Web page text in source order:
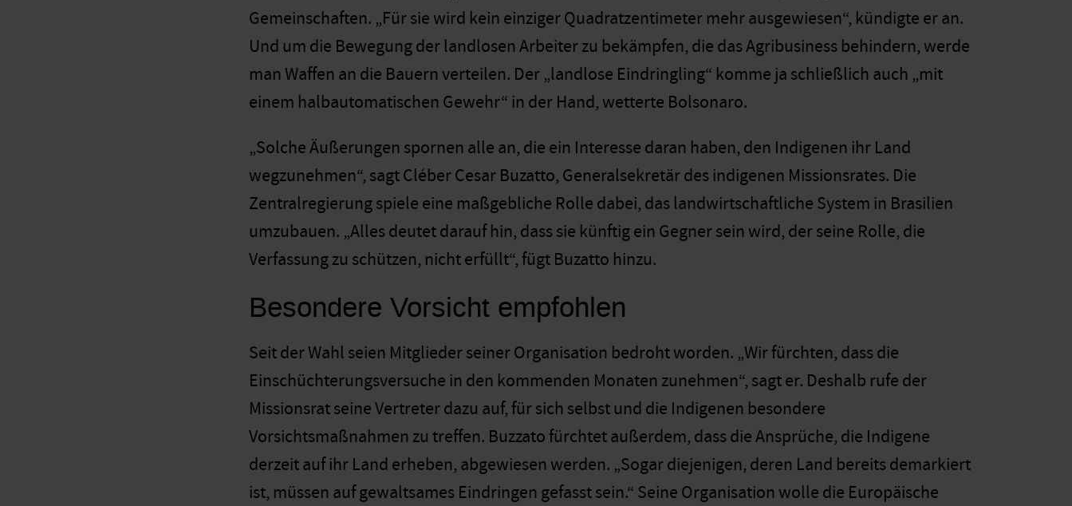
Gemeinschaften. „Für sie wird kein einziger Quadratzentimeter mehr ausgewiesen“, kündigte er an.
Und um die Bewegung der landlosen Arbeiter zu bekämpfen, die das Agribusiness behindern, werde
man Waffen an die Bauern verteilen. Der „landlose Eindringling“ komme ja schließlich auch „mit
einem halbautomatischen Gewehr“ in der Hand, wetterte Bolsonaro.
„Solche Äußerungen spornen alle an, die ein Interesse daran haben, den Indigenen ihr Land
wegzunehmen“, sagt Cléber Cesar Buzatto, Generalsekretär des indigenen Missionsrates. Die
Zentralregierung spiele eine maßgebliche Rolle dabei, das landwirtschaftliche System in Brasilien
umzubauen. „Alles deutet darauf hin, dass sie künftig ein Gegner sein wird, der seine Rolle, die
Verfassung zu schützen, nicht erfüllt“, fügt Buzatto hinzu.
Besondere Vorsicht empfohlen
Seit der Wahl seien Mitglieder seiner Organisation bedroht worden. „Wir fürchten, dass die
Einschüchterungsversuche in den kommenden Monaten zunehmen“, sagt er. Deshalb rufe der
Missionsrat seine Vertreter dazu auf, für sich selbst und die Indigenen besondere
Vorsichtsmaßnahmen zu treffen. Buzzato fürchtet außerdem, dass die Ansprüche, die Indigene
derzeit auf ihr Land erheben, abgewiesen werden. „Sogar diejenigen, deren Land bereits demarkiert
ist, müssen auf gewaltsames Eindringen gefasst sein.“ Seine Organisation wolle die Europäische